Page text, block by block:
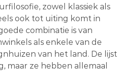
zowel klassiek als
ook tot uiting komt in
combinatie is van
als enkele van de
van het land. De lijst
maar ze hebben allemaal